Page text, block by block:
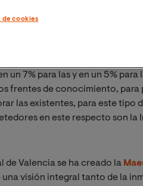
infecciosas y
la OMS y el CDC, en 2023
un 7% para las y en un 5%
frentes de conocimiento,
las existentes, para este tipo
en este respecto son la
de Valencia se ha creado la
visión integral tanto de la
cookies